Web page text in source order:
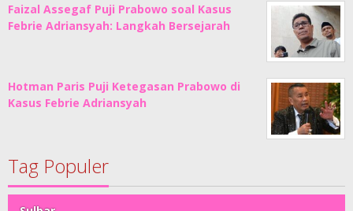
Faizal Assegaf Puji Prabowo soal Kasus
Febrie Adriansyah: Langkah Bersejarah
Hotman Paris Puji Ketegasan Prabowo di
Kasus Febrie Adriansyah
Tag Populer